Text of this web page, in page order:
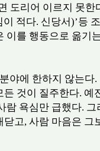
도리어 이르지 못한
적다. 신당서)’등
이를 행동으로 옮기
야에 한하지 않는다.
것이 질주한다. 예
람 욕심만 급했다. 그
고, 사람 마음은 그